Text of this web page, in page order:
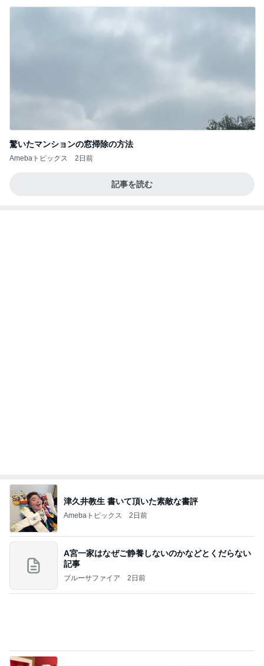
驚いたマンションの窓掃除の方法
Amebaトピックス 2日前
記事を読む
津久井教生 書いて頂いた素敵な書評
Amebaトピックス 2日前
A宮一家はなぜご静養しないのかなどとくだらない
記事
ブルーサファイア 2日前